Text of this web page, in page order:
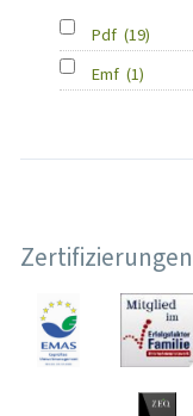
Pdf (19)
Emf (1)